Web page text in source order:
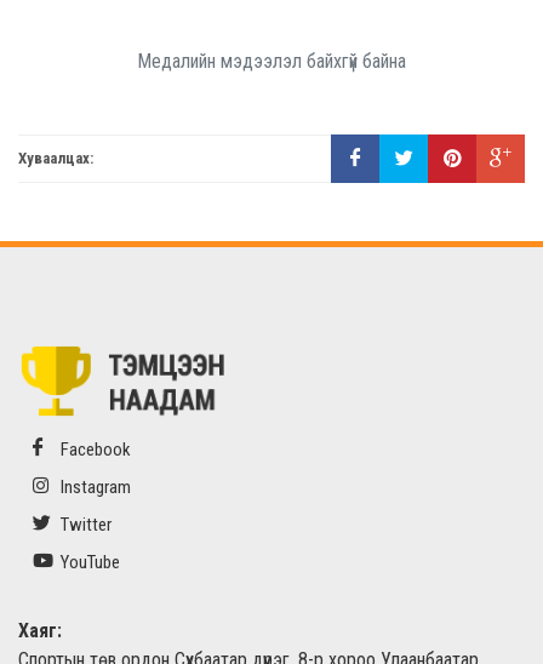
Медалийн мэдээлэл байхгүй байна
Хуваалцах:
Facebook
Instagram
Twitter
YouTube
Хаяг:
Спортын төв ордон Сүхбаатар дүүрэг, 8-р хороо Улаанбаатар,